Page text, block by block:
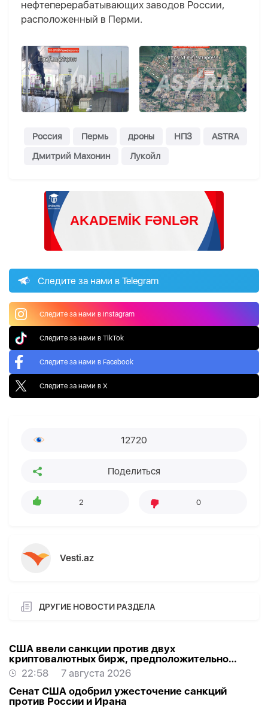
нефтеперерабатывающих заводов России,
расположенный в Перми.
Россия Пермь дроны НПЗ
ASTRA
Дмитрий Махонин
Лукойл
Следите за нами в Telegram
Следите за нами в Instagram
Следите за нами в TikTok
Следите за нами в Facebook
Следите за нами в X
12720
Поделиться
2 0
Vesti.az
ДРУГИЕ НОВОСТИ РАЗДЕЛА
США ввели санкции против двух
криптовалютных бирж, предположительно
оказывавших финансовую помощь Ирану
22:58
7 августа 2026
Сенат США одобрил ужесточение санкций
против России и Ирана